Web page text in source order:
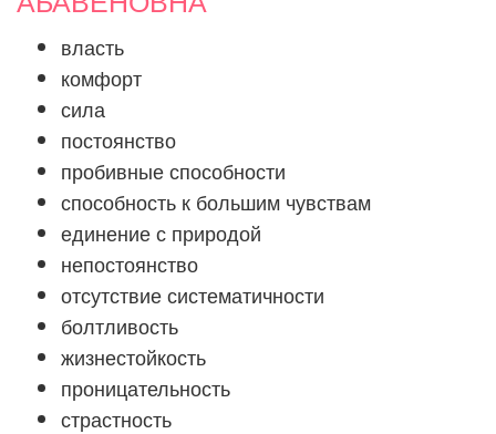
власть
комфорт
сила
постоянство
пробивные способности
способность к большим чувствам
единение с природой
непостоянство
отсутствие систематичности
болтливость
жизнестойкость
проницательность
страстность